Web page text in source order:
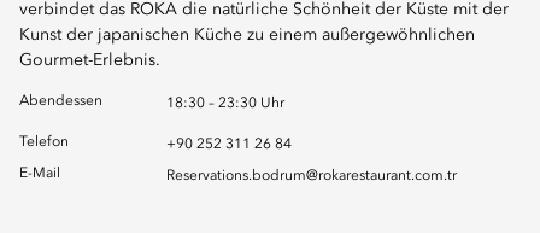
verbindet das ROKA die natürliche Schönheit der Küste mit der
Kunst der japanischen Küche zu einem außergewöhnlichen
Gourmet-Erlebnis.
Abendessen 18:30 – 23:30 Uhr
Telefon
+90 252 311 26 84
E-Mail
Reservations.bodrum@rokarestaurant.com.tr